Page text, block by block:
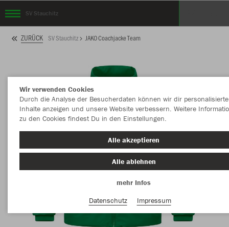
SV Stauchitz
ZURÜCK SV Stauchitz JAKO Coachjacke Team
Wir verwenden Cookies
Durch die Analyse der Besucherdaten können wir dir personalisierte
Inhalte anzeigen und unsere Website verbessern. Weitere
zu den Cookies findest Du in den Einstellungen.
Alle akzeptieren
Alle ablehnen
mehr Infos
Datenschutz
Impressum